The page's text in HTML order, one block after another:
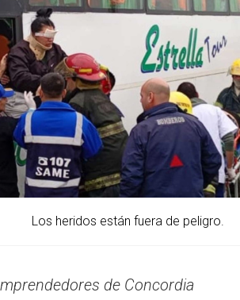
Los heridos están fuera de peligro.
de Concordia